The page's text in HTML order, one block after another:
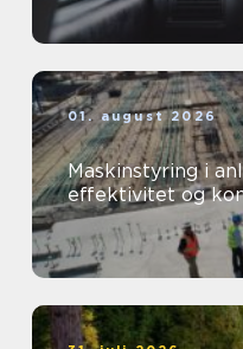
01. august 2026
Maskinstyring i
effektivitet og